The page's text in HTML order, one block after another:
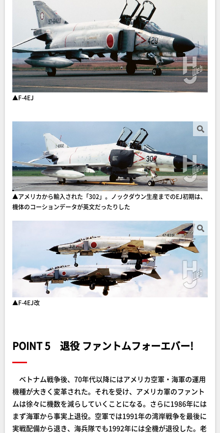
▲F-4EJ
▲アメリカから輸入された「302」。ノックダウン生産までのEJ初期は、
機体のコーションデータが英文だったりした
▲F-4EJ改
POINT 5 退役 ファントムフォーエバー!
ベトナム戦争後、70年代以降にはアメリカ空軍・海軍の運用
機種が大きく変革された。それを受け、アメリカ軍のファント
ムは徐々に機数を減らしていくことになる。さらに1986年には
まず海軍から事実上退役。空軍では1991年の湾岸戦争を最後に
実戦配備から退き、海兵隊でも1992年には全機が退役した。老